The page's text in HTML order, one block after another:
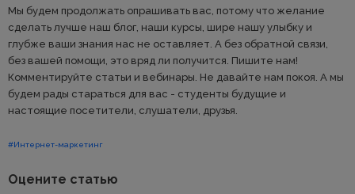
Мы будем продолжать опрашивать вас, потому что желание
сделать лучше наш блог, наши курсы, шире нашу улыбку и
глубже ваши знания нас не оставляет. А без обратной связи,
без вашей помощи, это вряд ли получится. Пишите нам!
Комментируйте статьи и вебинары. Не давайте нам покоя. А мы
будем рады стараться для вас - студенты будущие и
настоящие посетители, слушатели, друзья.
#Интернет-маркетинг
Оцените статью